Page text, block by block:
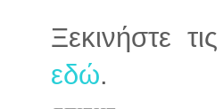
Ξεκινήστε
εδώ.